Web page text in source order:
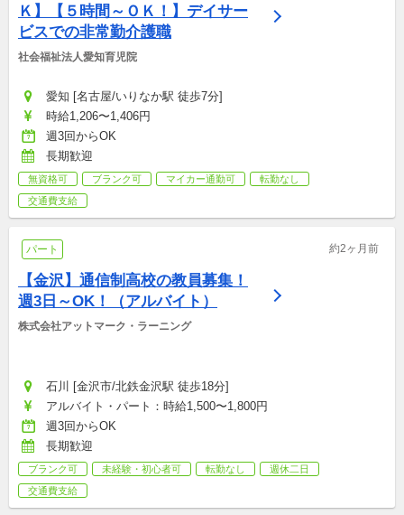
Ｋ】【５時間～ＯＫ！】デイサー
ビスでの非常勤介護職
社会福祉法人愛知育児院
愛知 [名古屋/いりなか駅 徒歩7分]
時給1,206〜1,406円
週3回からOK
長期歓迎
無資格可 ブランク可 マイカー通勤可
転勤なし
交通費支給
パート 約2ヶ月前
【金沢】通信制高校の教員募集！
週3日～OK！（アルバイト）
株式会社アットマーク・ラーニング
石川 [金沢市/北鉄金沢駅 徒歩18分]
アルバイト・パート：時給1,500〜1,800円
週3回からOK
長期歓迎
ブランク可 未経験・初心者可 転勤なし
週休二日
交通費支給